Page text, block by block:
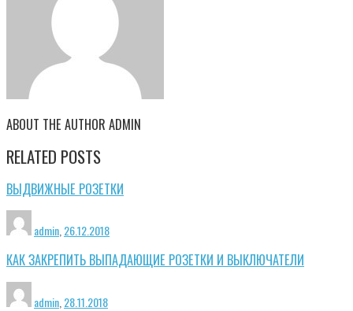
ABOUT THE AUTHOR ADMIN
RELATED POSTS
ВЫДВИЖНЫЕ РОЗЕТКИ
admin 26.12.2018
КАК ЗАКРЕПИТЬ ВЫПАДАЮЩИЕ РОЗЕТКИ И ВЫКЛЮЧАТЕЛИ
admin 28.11.2018